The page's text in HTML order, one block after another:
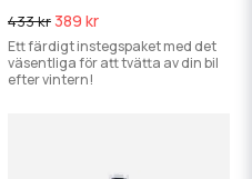
433 kr389 kr
Ett färdigt instegspaket med det
väsentliga för att tvätta av din bil
efter vintern!